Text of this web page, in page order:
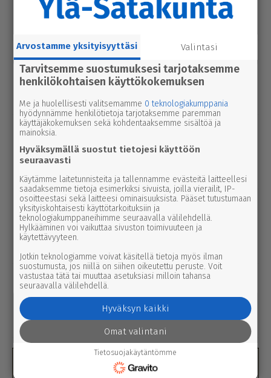
seu­dussa mah­dol­li­suu­den ravi- ja
uutinen
Syyttäjä ei nosta syytettä Parkanon
kal­ja­ko­hussa – luo­tet­ta­vaa kuvaa
tapah­tu­mien kulusta ei syntynyt
uutinen7.8.2026 3.00
Afrik­ka­lai­nen sikarutto tuli Kaakkois-
Suomeen – vil­li­si­ka­ha­vain­noista on
nyt syytä ilmoittaa myös täällä
uutinen8.8.2026 3.00
Pie­no­sak­kai­den yhteis­työtä tarvitaan
edelleen Lep­pä­kos­kessa, tuumivat
uutinen6.8.2026 9.15
Seu­ra­kun­ta­ko­din ala­ker­rassa vesi­va­
hinko Par­ka­nossa – toi­min­toja jär­jes­
tel­lään par­hail­laan uusiksi
Arvostamme yksityisyyttäsi Valintasi
Tarvitsemme suostumuksesi tarjotaksemme
henkilökohtaisen käyttökokemuksen
Me ja huolellisesti valitsemamme 0 teknologiakumppania
hyödynnämme henkilötietoja tarjotaksemme paremman
käyttäjäkokemuksen sekä kohdentaaksemme sisältöä ja
mainoksia.
Hyväksymällä suostut tietojesi käyttöön
seuraavasti
Käytämme laitetunnisteita ja tallennamme evästeitä laitteellesi
saadaksemme tietoja esimerkiksi sivuista, joilla vierailit, IP-
osoitteestasi sekä laitteesi ominaisuuksista. Pääset tutustumaan
yksityiskohtaisesti käyttötarkoituksiin ja
teknologiakumppaneihimme seuraavalla välilehdellä.
Hylkääminen voi vaikuttaa sivuston toimivuuteen ja
käytettävyyteen.
Jotkin teknologiamme voivat käsitellä tietoja myös ilman
suostumusta, jos niillä on siihen oikeutettu peruste. Voit
vastustaa tätä tai muuttaa asetuksiasi milloin tahansa
seuraavalla välilehdellä.
Hyväksyn kaikki
Omat valintani
Tietosuojakäytäntömme